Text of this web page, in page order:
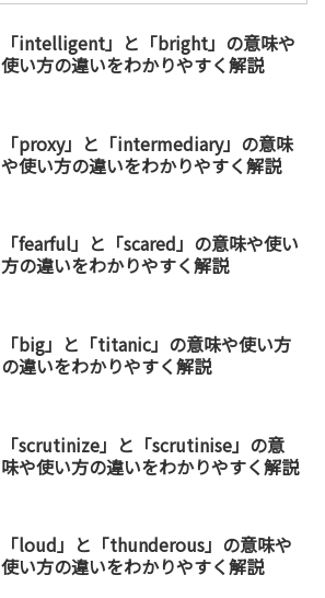
「intelligent」と「bright」の意味や
使い方の違いをわかりやすく解説
「proxy」と「intermediary」の意味
や使い方の違いをわかりやすく解説
「fearful」と「scared」の意味や使い
方の違いをわかりやすく解説
「big」と「titanic」の意味や使い方
の違いをわかりやすく解説
「scrutinize」と「scrutinise」の意
味や使い方の違いをわかりやすく解説
「loud」と「thunderous」の意味や
使い方の違いをわかりやすく解説